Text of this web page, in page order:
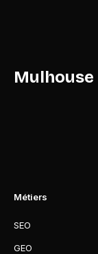
Mulhouse
Métiers
SEO
GEO